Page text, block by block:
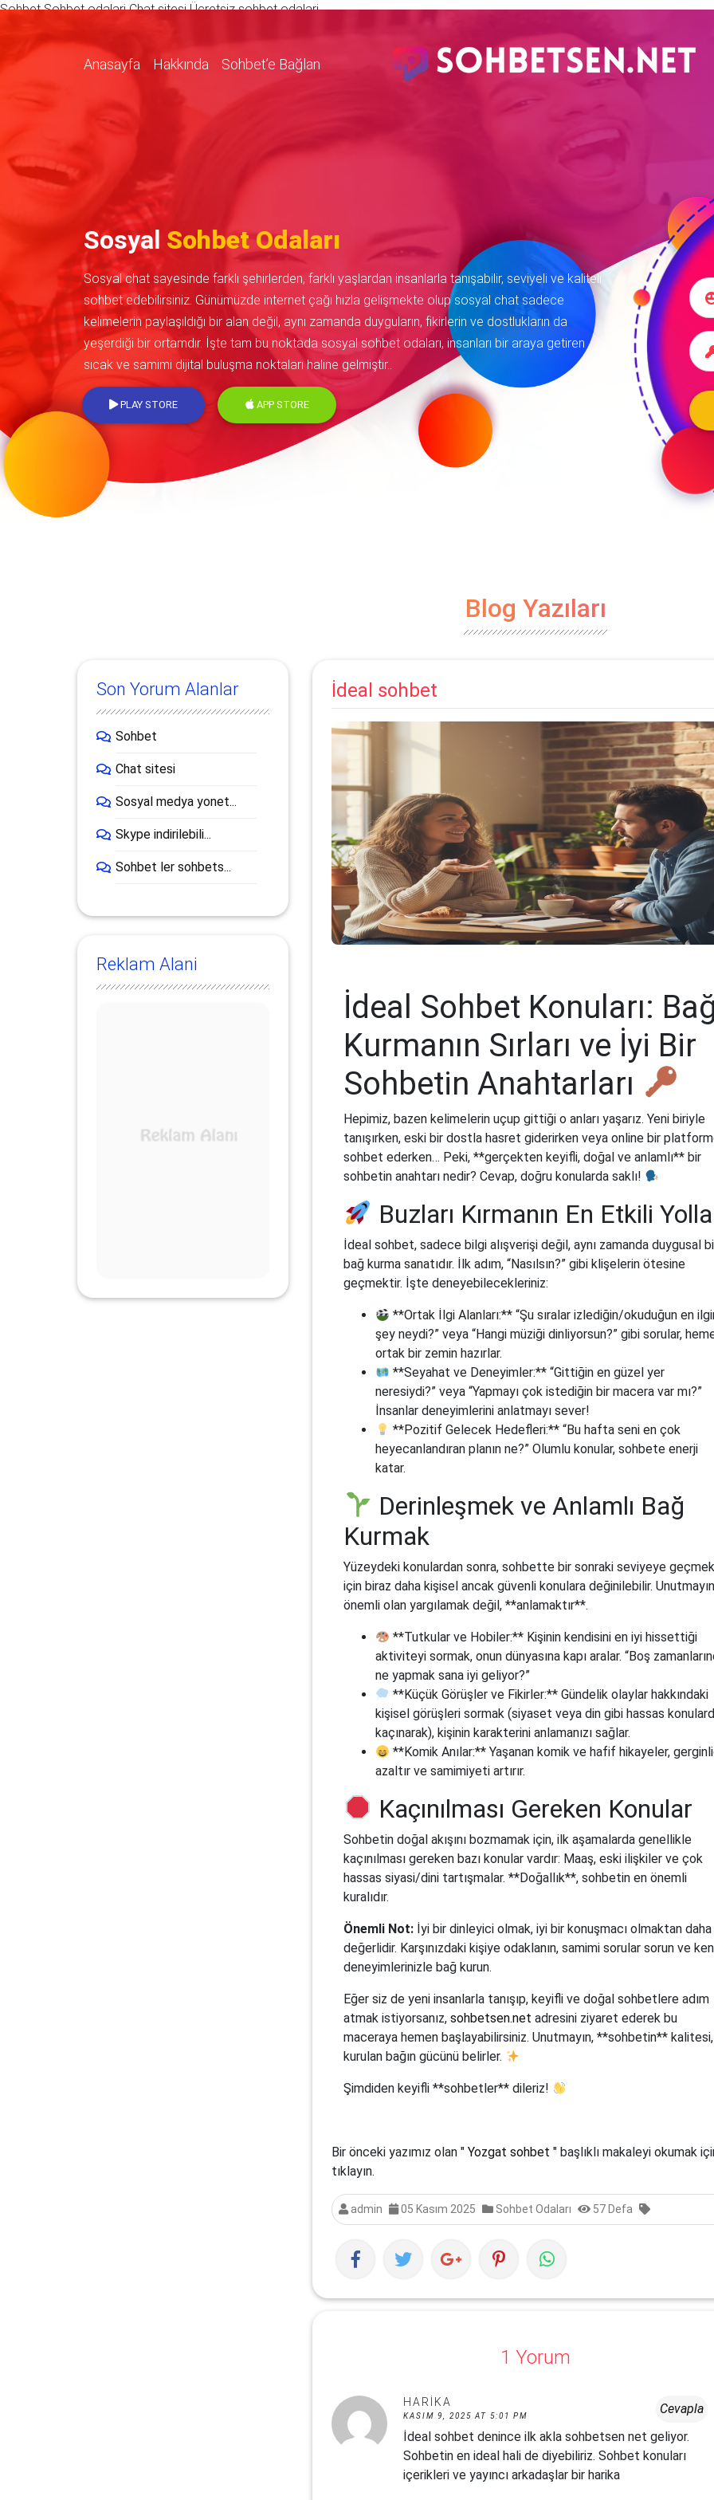
Sohbet Sohbet odalari Chat sitesi Ücretsiz sohbet odalari
Anasayfa Hakkında Sohbet’e Bağlan
Sosyal Sohbet Odaları
Sosyal chat sayesinde farklı şehirlerden, farklı yaşlardan insanlarla tanışabilir, seviyeli ve kaliteli
sohbet edebilirsiniz. Günümüzde internet çağı hızla gelişmekte olup sosyal chat sadece
kelimelerin paylaşıldığı bir alan değil, aynı zamanda duyguların, fikirlerin ve dostlukların da
yeşerdiği bir ortamdır. İşte tam bu noktada sosyal sohbet odaları, insanları bir araya getiren
sıcak ve samimi dijital buluşma noktaları haline gelmiştir..
PLAY STORE APP STORE
Blog Yazıları
Son Yorum Alanlar
Sohbet
Chat sitesi
Sosyal medya yonet...
Skype indirilebili...
Sohbet ler sohbets...
Reklam Alani
İdeal sohbet
İdeal Sohbet Konuları:
Kurmanın Sırları ve İyi Bir
Sohbetin Anahtarları
Hepimiz, bazen kelimelerin uçup gittiği o anları yaşarız. Yeni biriyle
tanışırken, eski bir dostla hasret giderirken veya online bir
sohbet ederken… Peki, **gerçekten keyifli, doğal ve anlamlı** bir
sohbetin anahtarı nedir? Cevap, doğru konularda saklı!
Buzları Kırmanın En Etkili
İdeal sohbet, sadece bilgi alışverişi değil, aynı zamanda duygusal
bağ kurma sanatıdır. İlk adım, “Nasılsın?” gibi klişelerin ötesine
geçmektir. İşte deneyebilecekleriniz:
**Ortak İlgi Alanları:** “Şu sıralar izlediğin/okuduğun en
şey neydi?” veya “Hangi müziği dinliyorsun?” gibi sorular,
ortak bir zemin hazırlar.
**Seyahat ve Deneyimler:** “Gittiğin en güzel yer
neresiydi?” veya “Yapmayı çok istediğin bir macera var mı?”
İnsanlar deneyimlerini anlatmayı sever!
**Pozitif Gelecek Hedefleri:** “Bu hafta seni en çok
heyecanlandıran planın ne?” Olumlu konular, sohbete enerji
katar.
Derinleşmek ve Anlamlı Bağ
Kurmak
Yüzeydeki konulardan sonra, sohbette bir sonraki seviyeye geçmek
için biraz daha kişisel ancak güvenli konulara değinilebilir.
önemli olan yargılamak değil, **anlamaktır**.
**Tutkular ve Hobiler:** Kişinin kendisini en iyi hissettiği
aktiviteyi sormak, onun dünyasına kapı aralar. “Boş
ne yapmak sana iyi geliyor?”
**Küçük Görüşler ve Fikirler:** Gündelik olaylar hakkındaki
kişisel görüşleri sormak (siyaset veya din gibi hassas
kaçınarak), kişinin karakterini anlamanızı sağlar.
**Komik Anılar:** Yaşanan komik ve hafif hikayeler,
azaltır ve samimiyeti artırır.
Kaçınılması Gereken Konular
Sohbetin doğal akışını bozmamak için, ilk aşamalarda genellikle
kaçınılması gereken bazı konular vardır: Maaş, eski ilişkiler ve çok
hassas siyasi/dini tartışmalar. **Doğallık**, sohbetin en önemli
kuralıdır.
Önemli Not: İyi bir dinleyici olmak, iyi bir konuşmacı olmaktan daha
değerlidir. Karşınızdaki kişiye odaklanın, samimi sorular sorun ve
deneyimlerinizle bağ kurun.
Eğer siz de yeni insanlarla tanışıp, keyifli ve doğal sohbetlere adım
atmak istiyorsanız, sohbetsen.net adresini ziyaret ederek bu
maceraya hemen başlayabilirsiniz. Unutmayın, **sohbetin** kalitesi,
kurulan bağın gücünü belirler.
Şimdiden keyifli **sohbetler** dileriz!
Bir önceki yazımız olan " Yozgat sohbet " başlıklı makaleyi okumak
tıklayın.
admin 05 Kasım 2025 Sohbet Odaları 57 Defa
1 Yorum
HARIKA
KASIM 9, 2025 AT 5:01 PM
İdeal sohbet denince ilk akla sohbetsen net geliyor.
Sohbetin en ideal hali de diyebiliriz. Sohbet konuları
içerikleri ve yayıncı arkadaşlar bir harika
Cevapla